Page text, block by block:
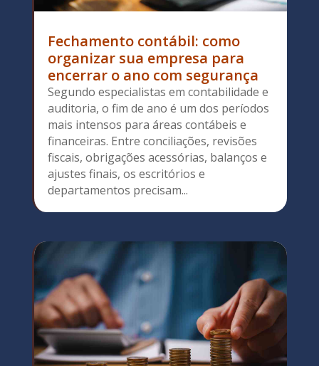
Fechamento contábil: como
organizar sua empresa para
encerrar o ano com segurança
Segundo especialistas em contabilidade e
auditoria, o fim de ano é um dos períodos
mais intensos para áreas contábeis e
financeiras. Entre conciliações, revisões
fiscais, obrigações acessórias, balanços e
ajustes finais, os escritórios e
departamentos precisam...